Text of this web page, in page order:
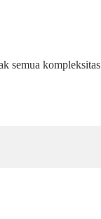
semua kompleksitas